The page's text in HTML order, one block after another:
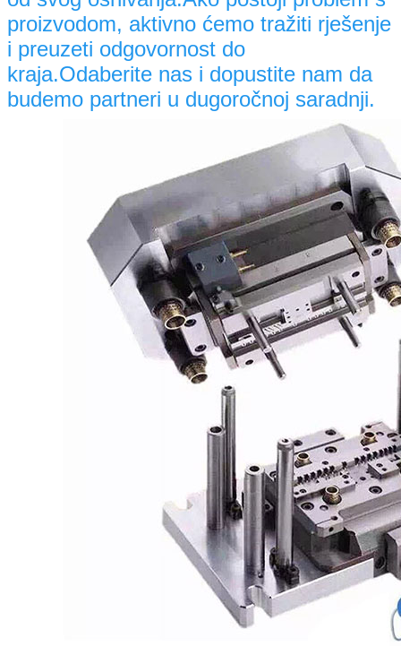
proizvodom, aktivno ćemo tražiti rješenje
i preuzeti odgovornost do
kraja.Odaberite nas i dopustite nam da
budemo partneri u dugoročnoj saradnji.